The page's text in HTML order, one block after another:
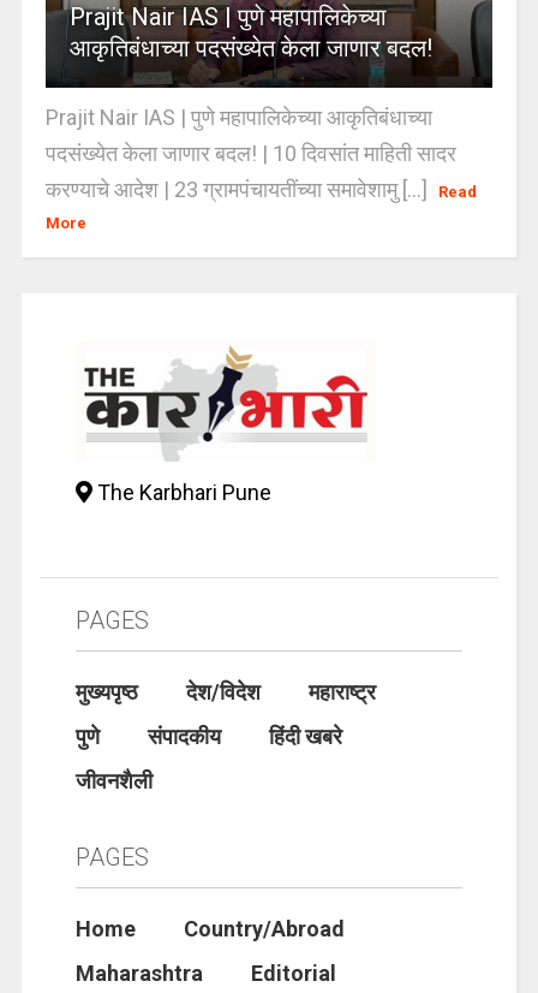
Prajit Nair IAS | पुणे महापालिकेच्या
आकृतिबंधाच्या पदसंख्येत केला जाणार बदल!
Prajit Nair IAS | पुणे महापालिकेच्या आकृतिबंधाच्या
पदसंख्येत केला जाणार बदल! | 10 दिवसांत माहिती सादर
करण्याचे आदेश | 23 ग्रामपंचायतींच्या समावेशामु [...]
Read
More
The Karbhari Pune
PAGES
मुख्यपृष्ठ देश/विदेश
महाराष्ट्र
पुणे
संपादकीय
हिंदी खबरे
जीवनशैली
PAGES
Home
Country/Abroad
Maharashtra
Editorial